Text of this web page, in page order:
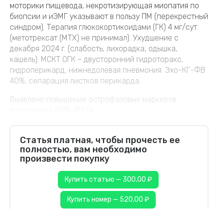
моторики пищевода, некротизирующая миопатия по
биопсии и иЭМГ указывают в пользу ПМ (перекрестный
синдром). Терапия глюкокортикоидами (ГК) 4 мг/сут.
(метотрексат (МТХ) не принимал). Ухудшение с
декабря 2024 г. (слабость, лихорадка, одышка,
кашель). МСКТ ОГК – двусторонний гидроторакс,
гидроперикард, нижнедолевая пневмония. Эхо-КГ-ФВ
40%, сепарация листков перикарда.
Выявлено повышение острофазовых маркеров
Статья платная, чтобы прочесть ее
полностью, вам необходимо
произвести покупку
Купить статью — 300,00 ₽
Купить номер — 520,00 ₽